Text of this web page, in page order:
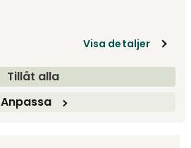
Visa detaljer
Tillåt alla
Anpassa